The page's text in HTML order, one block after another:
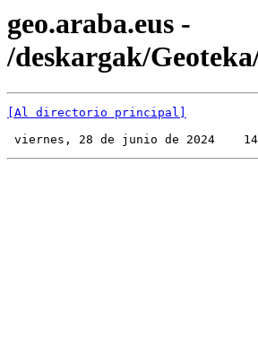
geo.araba.eus -
/deskargak/
[Al directorio principal]
viernes, 28 de junio de 2024